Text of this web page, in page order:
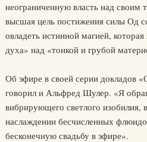
неограниченную власть над
высшая цель постижения силы Од
овладеть истинной магией,
духа» над «тонкой и грубой
Об эфире в своей серии докладов
говорил и Альфред Шулер. «Я
вибрирующего светлого
наслаждении бесчисленных
бесконечную свадьбу в эфире».